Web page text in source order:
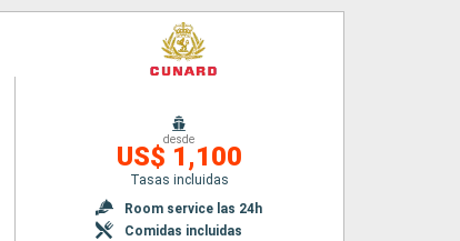
desde
US$ 1,100
Tasas incluidas
Room service las 24h
Comidas incluidas